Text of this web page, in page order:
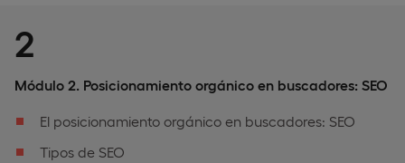
2
Módulo 2. Posicionamiento orgánico en buscadores: SEO
El posicionamiento orgánico en buscadores: SEO
Tipos de SEO